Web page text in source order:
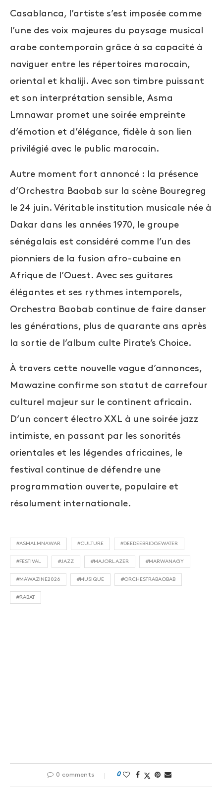
Casablanca, l’artiste s’est imposée comme
l’une des voix majeures du paysage musical
arabe contemporain grâce à sa capacité à
naviguer entre les répertoires marocain,
oriental et khaliji. Avec son timbre puissant
et son interprétation sensible, Asma
Lmnawar promet une soirée empreinte
d’émotion et d’élégance, fidèle à son lien
privilégié avec le public marocain.
Autre moment fort annoncé : la présence
d’Orchestra Baobab sur la scène Bouregreg
le 24 juin. Véritable institution musicale née à
Dakar dans les années 1970, le groupe
sénégalais est considéré comme l’un des
pionniers de la fusion afro-cubaine en
Afrique de l’Ouest. Avec ses guitares
élégantes et ses rythmes intemporels,
Orchestra Baobab continue de faire danser
les générations, plus de quarante ans après
la sortie de l’album culte Pirate’s Choice.
À travers cette nouvelle vague d’annonces,
Mawazine confirme son statut de carrefour
culturel majeur sur le continent africain.
D’un concert électro XXL à une soirée jazz
intimiste, en passant par les sonorités
orientales et les légendes africaines, le
festival continue de défendre une
programmation ouverte, populaire et
résolument internationale.
#ASMALMNAWAR #CULTURE #DEEDEEBRIDGEWATER
#FESTIVAL #JAZZ #MAJORLAZER #MARWANAGY
#MAWAZINE2026 #MUSIQUE #ORCHESTRABAOBAB
#RABAT
0 comments 0